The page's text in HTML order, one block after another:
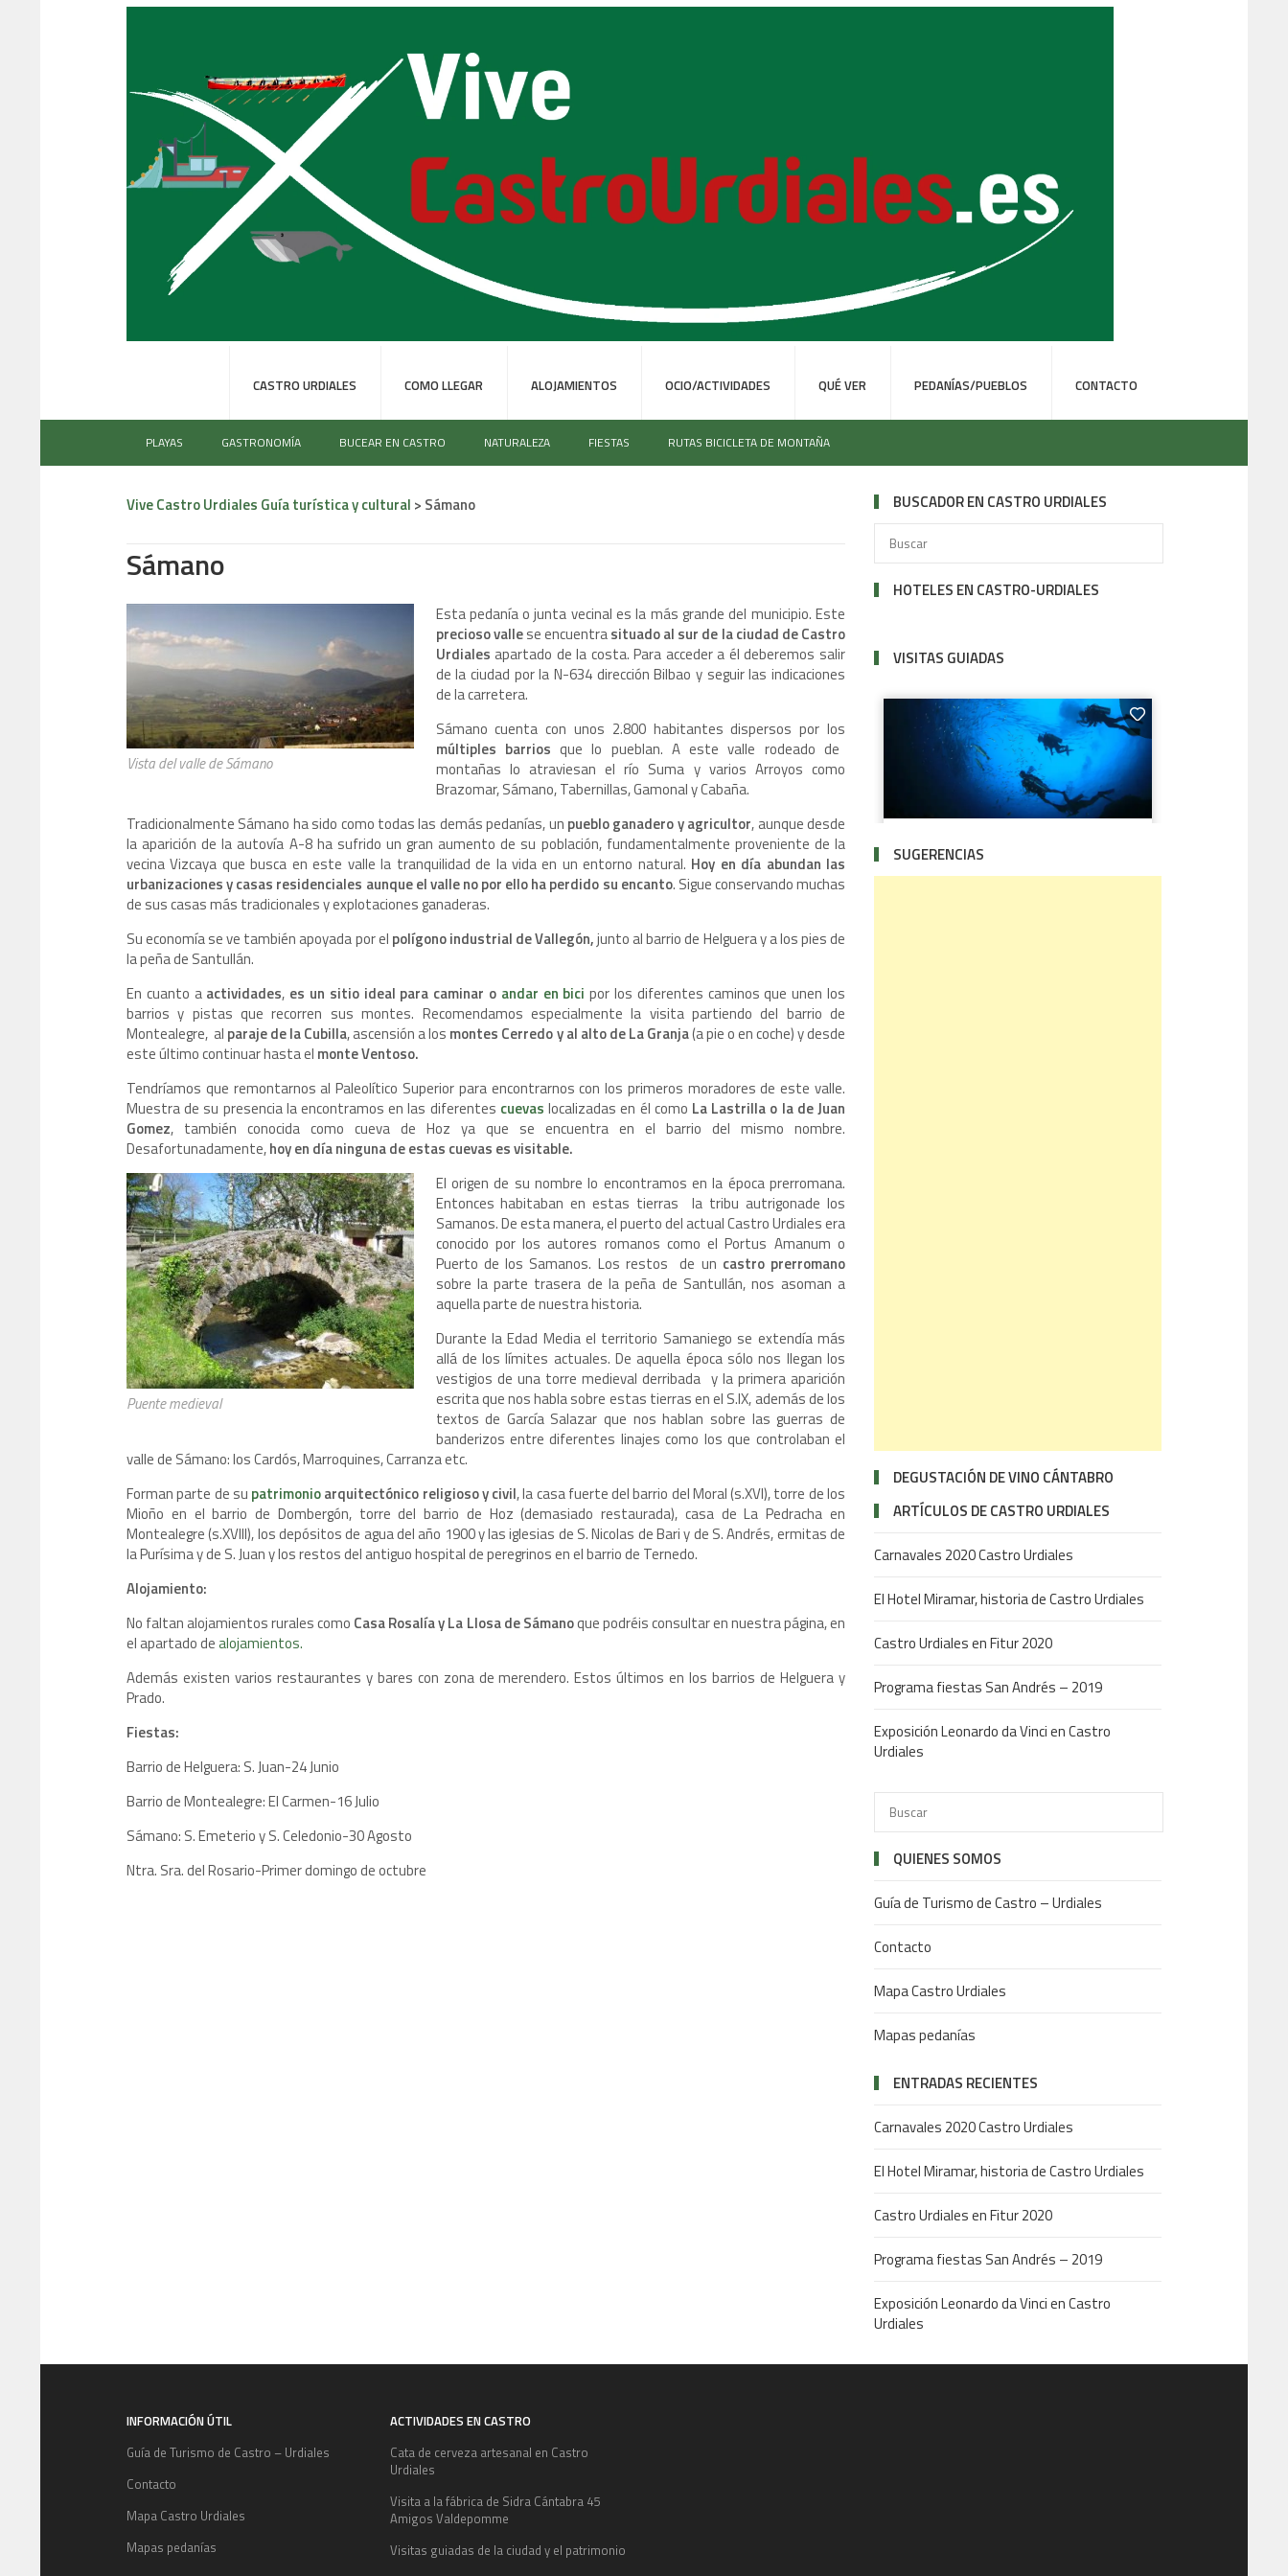
CASTRO URDIALES COMO LLEGAR ALOJAMIENTOS OCIO/ACTIVIDADES QUÉ VER PEDANÍAS/PUEBLOS CONTACTO
PLAYAS GASTRONOMÍA BUCEAR EN CASTRO NATURALEZA FIESTAS RUTAS BICICLETA DE MONTAÑA
Vive Castro Urdiales Guía turística y cultural > Sámano
Sámano
Vista del valle de Sámano
Esta pedanía o junta vecinal es la más grande del municipio. Este
precioso vallese encuentrasituado al sur de la ciudad de Castro
Urdiales apartado de la costa. Para acceder a él deberemos salir
de la ciudad por la N-634 dirección Bilbao y seguir las indicaciones
de la carretera.
Sámano cuenta con unos 2.800 habitantes dispersos por los
múltiples barrios que lo pueblan. A este valle rodeado de
montañas lo atraviesan el río Suma y varios Arroyos como
Brazomar, Sámano, Tabernillas, Gamonal y Cabaña.
Tradicionalmente Sámano ha sido como todas las demás pedanías, un pueblo ganadero y agricultor, aunque desde
la aparición de la autovía A-8 ha sufrido un gran aumento de su población, fundamentalmente proveniente de la
vecina Vizcaya que busca en este valle la tranquilidad de la vida en un entorno natural. Hoy en día abundan las
urbanizaciones y casas residenciales aunque el valle no por ello ha perdido su encanto. Sigue conservando muchas
de sus casas más tradicionales y explotaciones ganaderas.
Su economía se ve también apoyada por el polígono industrial de Vallegón,junto al barrio de Helguera y a los pies de
la peña de Santullán.
En cuanto a actividades, es un sitio ideal para caminar o andar en bici por los diferentes caminos que unen los
barrios y pistas que recorren sus montes. Recomendamos especialmente la visita partiendo del barrio de
Montealegre, al paraje de la Cubilla, ascensión a los montes Cerredo y al alto de La Granja(a pie o en coche) y desde
este último continuar hasta el monte Ventoso.
Tendríamos que remontarnos al Paleolítico Superior para encontrarnos con los primeros moradores de este valle.
Muestra de su presencia la encontramos en las diferentes cuevas localizadas en él como La Lastrilla o la de Juan
Gomez, también conocida como cueva de Hoz ya que se encuentra en el barrio del mismo nombre.
Desafortunadamente,hoy en día ninguna de estas cuevas es visitable.
Puente medieval
El origen de su nombre lo encontramos en la época prerromana.
Entonces habitaban en estas tierras la tribu autrigonade los
Samanos. De esta manera, el puerto del actual Castro Urdiales era
conocido por los autores romanos como el Portus Amanum o
Puerto de los Samanos. Los restos de un castro prerromano
sobre la parte trasera de la peña de Santullán, nos asoman a
aquella parte de nuestra historia.
Durante la Edad Media el territorio Samaniego se extendía más
allá de los límites actuales. De aquella época sólo nos llegan los
vestigios de una torre medieval derribada y la primera aparición
escrita que nos habla sobre estas tierras en el S.IX, además de los
textos de García Salazar que nos hablan sobre las guerras de
banderizos entre diferentes linajes como los que controlaban el
valle de Sámano: los Cardós, Marroquines, Carranza etc.
Forman parte de su patrimonioarquitectónico religioso y civil, la casa fuerte del barrio del Moral (s.XVI), torre de los
Mioño en el barrio de Dombergón, torre del barrio de Hoz (demasiado restaurada), casa de La Pedracha en
Montealegre (s.XVIII), los depósitos de agua del año 1900 y las iglesias de S. Nicolas de Bari y de S. Andrés, ermitas de
la Purísima y de S. Juan y los restos del antiguo hospital de peregrinos en el barrio de Ternedo.
Alojamiento:
No faltan alojamientos rurales como Casa Rosalía y La Llosa de Sámanoque podréis consultar en nuestra página, en
el apartado dealojamientos.
Además existen varios restaurantes y bares con zona de merendero. Estos últimos en los barrios de Helguera y
Prado.
Fiestas:
Barrio de Helguera: S. Juan-24 Junio
Barrio de Montealegre: El Carmen-16 Julio
Sámano: S. Emeterio y S. Celedonio-30 Agosto
Ntra. Sra. del Rosario-Primer domingo de octubre
BUSCADOR EN CASTRO URDIALES
HOTELES EN CASTRO-URDIALES
VISITAS GUIADAS
SUGERENCIAS
DEGUSTACIÓN DE VINO CÁNTABRO
ARTÍCULOS DE CASTRO URDIALES
Carnavales 2020 Castro Urdiales
El Hotel Miramar, historia de Castro Urdiales
Castro Urdiales en Fitur 2020
Programa fiestas San Andrés – 2019
Exposición Leonardo da Vinci en Castro
Urdiales
QUIENES SOMOS
Guía de Turismo de Castro – Urdiales
Contacto
Mapa Castro Urdiales
Mapas pedanías
ENTRADAS RECIENTES
Carnavales 2020 Castro Urdiales
El Hotel Miramar, historia de Castro Urdiales
Castro Urdiales en Fitur 2020
Programa fiestas San Andrés – 2019
Exposición Leonardo da Vinci en Castro
Urdiales
INFORMACIÓN ÚTIL
Guía de Turismo de Castro – Urdiales
Contacto
Mapa Castro Urdiales
Mapas pedanías
ACTIVIDADES EN CASTRO
Cata de cerveza artesanal en Castro
Urdiales
Visita a la fábrica de Sidra Cántabra 45
Amigos Valdepomme
Visitas guiadas de la ciudad y el patrimonio